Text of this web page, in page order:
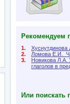
Рекомендуем
1.
Хуснутдинова
2.
Ломова
3.
Новикова Л.А.
глаголов в
Или поискать